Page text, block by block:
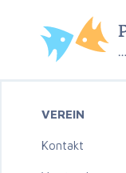
VEREIN
Kontakt